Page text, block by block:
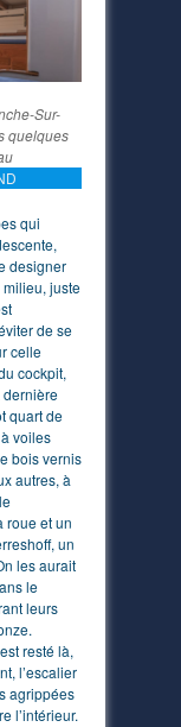
Sur-
quelques
qui
designer
juste
de se
celle
cockpit,
dernière
quart de
voiles
bois vernis
autres, à
roue et un
un
les aurait
le
leurs
resté là,
l’escalier
agrippées
l’intérieur.